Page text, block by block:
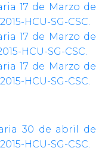
17 de Marzo de
HCU-SG-CSC.
17 de Marzo de
HCU-SG-CSC.
17 de Marzo de
HCU-SG-CSC.
30 de abril de
HCU-SG-CSC.